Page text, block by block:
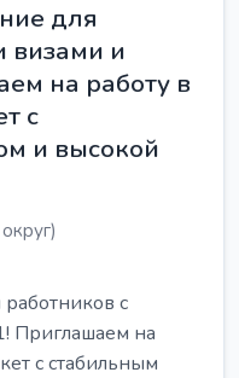
для
визами и
на работу в
с
и высокой
с
Приглашаем на
с стабильным